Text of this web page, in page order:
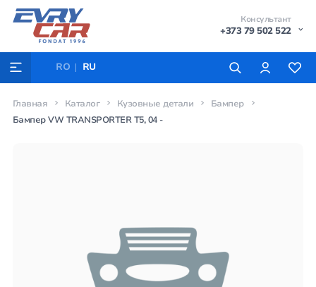
Консультант
+373 79 502 522
RO RU
Главная Каталог Кузовные детали
Бампер
Бампер VW TRANSPORTER T5, 04 -